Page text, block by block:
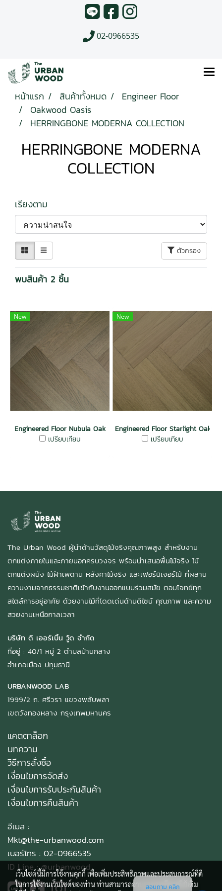
02-0966535
หน้าแรก สินค้าทั้งหมด
Engineer Floor
Oakwood Oasis
HERRINGBONE MODERNA COLLECTION
HERRINGBONE MODERNA
COLLECTION
เรียงตาม
ตัวกรอง
พบสินค้า 2 ชิ้น
New
Engineered Floor Nubula Oak
เปรียบเทียบ
New
Engineered Floor Starlight Oak
เปรียบเทียบ
The Urban Wood ผู้นำด้านวัสดุไม้จริงคุณภาพสูง สำหรับงาน
ตกแต่งภายในและภายนอกครบวงจร พร้อมนำเสนอพื้นไม้จริง ไม้
ตกแต่งผนัง ไม้ฝ้าเพดาน หลังคาไม้จริง และเฟอร์นิเจอร์ไม้ ที่ผสาน
ความงามจากธรรมชาติเข้ากับงานออกแบบร่วมสมัย ตอบโจทย์ทุก
สไตล์การอยู่อาศัย ด้วยงานไม้ที่โดดเด่นด้านดีไซน์ คุณภาพ และความ
สวยงามเหนือกาลเวลา
บริษัท ดิ เออร์เบิ้น วู้ด จำกัด
ที่อยู่ : 40/1 หมู่ 2 ตำบลบ้านกลาง
อำเภอเมือง ปทุมธานี
URBANWOOD LAB
1999/2 ถ. ศรีวรา แขวงพลับพลา
เขตวังทองหลาง กรุงเทพมหานคร
แคตตาล็อก
บทความ
วิธีการสั่งซื้อ
เงื่อนไขการจัดส่ง
เงื่อนไขการรับประกันสินค้า
เงื่อนไขการคืนสินค้า
อีเมล :
Mkt@the-urbanwood.com
เบอร์โทร : 02-0966535
ID Line :@urbanwood
เว็บไซต์นี้มีการใช้งานคุกกี้ เพื่อเพิ่มประสิทธิภาพและประสบการณ์ที่ดี
ในการใช้งานเว็บไซต์ของท่าน ท่านสามารถอ่านรายละเอียดเพิ่มเติม
สอบถาม คลิก